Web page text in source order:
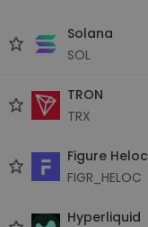
Solana
SOL
TRON
TRX
Figure Heloc
FIGR_HELOC
Hyperliquid